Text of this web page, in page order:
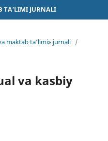
TA’LIMI JURNALI
maktab ta’limi» jurnali /
va kasbiy